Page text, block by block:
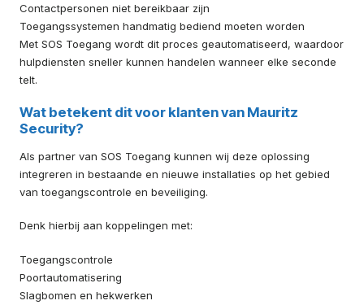
Contactpersonen niet bereikbaar zijn
Toegangssystemen handmatig bediend moeten worden
Met SOS Toegang wordt dit proces geautomatiseerd, waardoor
hulpdiensten sneller kunnen handelen wanneer elke seconde
telt.
Wat betekent dit voor klanten van Mauritz
Security?
Als partner van SOS Toegang kunnen wij deze oplossing
integreren in bestaande en nieuwe installaties op het gebied
van toegangscontrole en beveiliging.
Denk hierbij aan koppelingen met:
Toegangscontrole
Poortautomatisering
Slagbomen en hekwerken